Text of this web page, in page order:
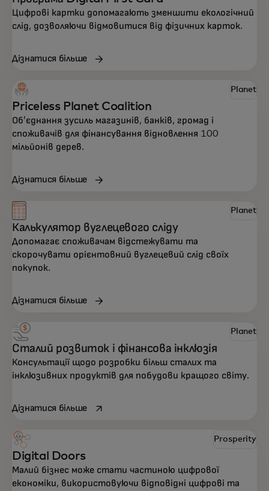
Ознайомтесь із деякими інноваційними
рішеннями Mastercard, що допоможуть
вашому бізнесу створювати позитивний
вплив.
Цифрові картки допомагають зменшити екологічний
слід, дозволяючи відмовитися від фізичних карток.
Дізнатися більше
Planet
Priceless Planet Coalition
Об’єднання зусиль магазинів, банків, громад і
споживачів для фінансування відновлення 100
мільйонів дерев.
Дізнатися більше
Planet
Калькулятор вуглецевого сліду
Допомагає споживачам відстежувати та
скорочувати орієнтовний вуглецевий слід своїх
покупок.
Дізнатися більше
Planet
Сталий розвиток і фінансова інклюзія
Консультації щодо розробки більш сталих та
інклюзивних продуктів для побудови кращого світу.
Дізнатися більшеopens in a new tab
Prosperity
Digital Doors
Малий бізнес може стати частиною цифрової
економіки, використовуючи відповідні цифрові та